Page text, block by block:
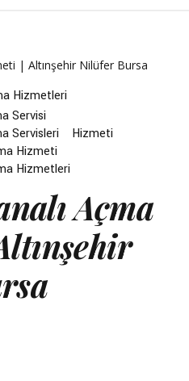
Hizmetleri
Servisi
Servisleri
Hizmeti
Hizmeti
Hizmetleri
Açma